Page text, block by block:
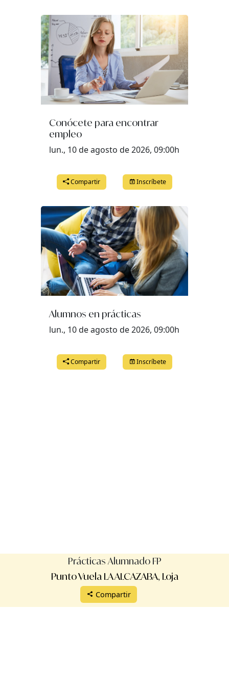
viernes, 31 de octubre del 2025 a las 09:00
Conócete para encontrar
empleo
lun., 10 de agosto de 2026, 09:00h
Compartir Inscríbete
Alumnos en prácticas
lun., 10 de agosto de 2026, 09:00h
Compartir Inscríbete
Prácticas Alumnado FP
Punto Vuela LA ALCAZABA, Loja
Compartir